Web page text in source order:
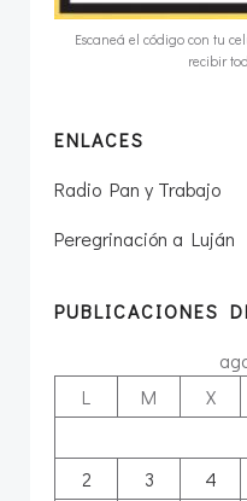
Escaneá el código con tu
recibir
ENLACES
Radio Pan y Trabajo
Peregrinación a Luján
PUBLICACIONES
L
M X
2
3 4